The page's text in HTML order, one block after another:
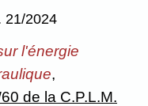
21/2024
l'énergie
,
de la C.P.L.M.